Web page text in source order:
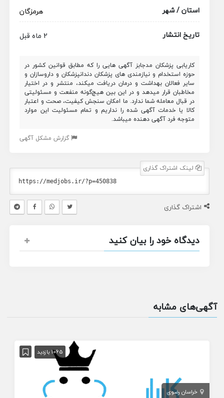
استان / شهر
هرمزگان
تاریخ انتشار
2 ماه قبل
کاریابی پزشکان مدجابز آگهی هایی را که مطابق قوانین کشور در
حوزه استخدام و نیازمندی های پزشکان دندانپزشکان و داروسازان و
سایر فعالان بهداشت و درمان دریافت میکند، منتشر و در اختیار
مخاطبان قرار میدهد و در این بین هیچ‌گونه منفعت و مسئولیتی
در قبال معامله شما ندارد. ما امکان سنجش کیفیت، صحت و اعتبار
کالا یا خدمات آگهی شده را نداریم و تمام مسئولیت این موارد
متوجه فرد آگهی دهنده میباشد.
گزارش مشکل آگهی
لینک اشتراک گذاری
اشتراک گذاری
دیدگاه خود را بیان کنید
آگهی‌های مشابه
1065 بازدید
خراسان رضوی